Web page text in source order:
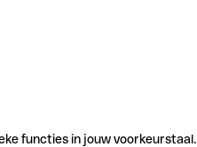
functies in jouw voorkeurstaal.